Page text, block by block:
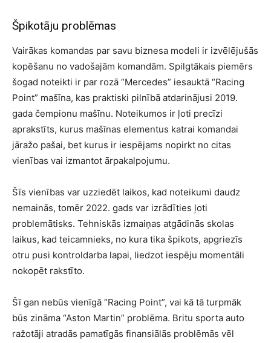
Špikotāju problēmas
Vairākas komandas par savu biznesa modeli ir izvēlējušās
kopēšanu no vadošajām komandām. Spilgtākais piemērs
šogad noteikti ir par rozā “Mercedes” iesauktā “Racing
Point” mašīna, kas praktiski pilnībā atdarinājusi 2019.
gada čempionu mašīnu. Noteikumos ir ļoti precīzi
aprakstīts, kurus mašīnas elementus katrai komandai
jāražo pašai, bet kurus ir iespējams nopirkt no citas
vienības vai izmantot ārpakalpojumu.
Šīs vienības var uzziedēt laikos, kad noteikumi daudz
nemainās, tomēr 2022. gads var izrādīties ļoti
problemātisks. Tehniskās izmaiņas atgādinās skolas
laikus, kad teicamnieks, no kura tika špikots, apgriezīs
otru pusi kontroldarba lapai, liedzot iespēju momentāli
nokopēt rakstīto.
Šī gan nebūs vienīgā “Racing Point”, vai kā tā turpmāk
būs zināma “Aston Martin” problēma. Britu sporta auto
ražotāji atradās pamatīgās finansiālās problēmās vēl